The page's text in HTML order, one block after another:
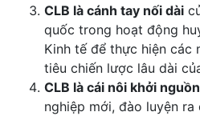
CLB là cánh tay nối dài
quốc trong hoạt động
Kinh tế để thực hiện các
tiêu chiến lược lâu dài
CLB là cái nôi khởi nguồn
nghiệp mới, đào luyện